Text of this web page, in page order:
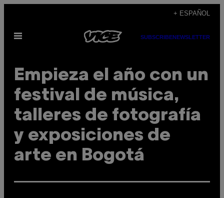
contenido
+ ESPAÑOL
Abrir
SUBSCRIBENEWSLETTER
Empieza el año con un
festival de música,
talleres de fotografía
y exposiciones de
arte en Bogotá